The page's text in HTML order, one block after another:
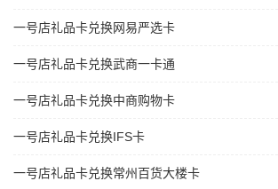
一号店礼品卡兑换网易严选卡
一号店礼品卡兑换武商一卡通
一号店礼品卡兑换中商购物卡
一号店礼品卡兑换IFS卡
一号店礼品卡兑换常州百货大楼卡